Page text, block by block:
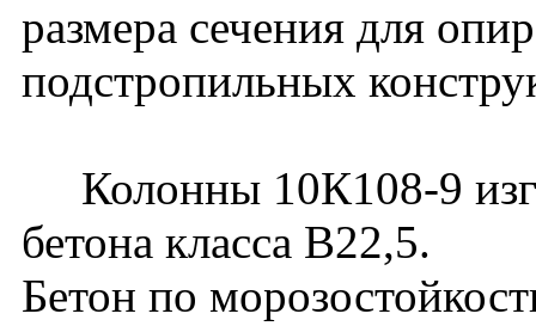
размера сечения для
подстропильных
Колонны 10К108-9
бетона класса В22,5.
Бетон по